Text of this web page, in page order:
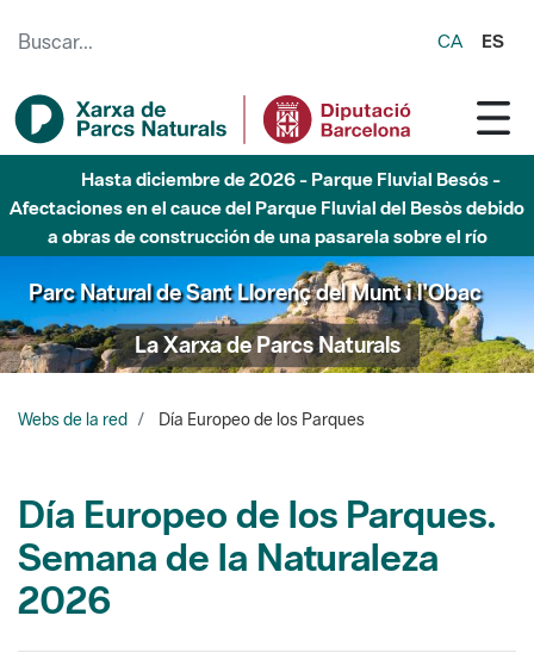
CA ES
Hasta diciembre de 2026 - Parque Fluvial Besós -
Afectaciones en el cauce del Parque Fluvial del Besòs debido
a obras de construcción de una pasarela sobre el río
Parc Natural de Sant Llorenç del Munt i l'Obac
La Xarxa de Parcs Naturals
Webs de la red Día Europeo de los Parques
Día Europeo de los Parques.
Semana de la Naturaleza
2026